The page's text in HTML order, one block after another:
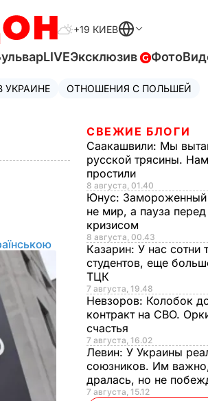
+19 КИЕВ
LIVEЭксклюзив Фото
УКРАИНЕ ОТНОШЕНИЯ С ПОЛЬШЕЙ
СВЕЖИЕ БЛОГИ
Саакашвили: Мы
русской трясины.
простили
8 августа, 01.40
Юнус: Замороженный
не мир, а пауза
кризисом
8 августа, 00.43
Казарин: У нас сотни
студентов, еще
ТЦК
7 августа, 19.48
Невзоров: Колобок
контракт на СВО.
счастья
7 августа, 16.02
Левин: У Украины
союзников. Им
дралась, но не
7 августа, 15.12